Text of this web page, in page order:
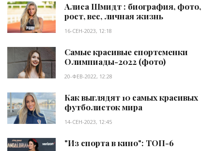
Алиса Шмидт : биография, фото,
рост, вес, личная жизнь
16-СЕН-2023, 12:18
Самые красивые спортсменки
Олимпиады-2022 (фото)
20-ФЕВ-2022, 12:28
Как выглядят 10 самых красивых
футболисток мира
14-СЕН-2023, 12:45
"Из спорта в кино": ТОП-6